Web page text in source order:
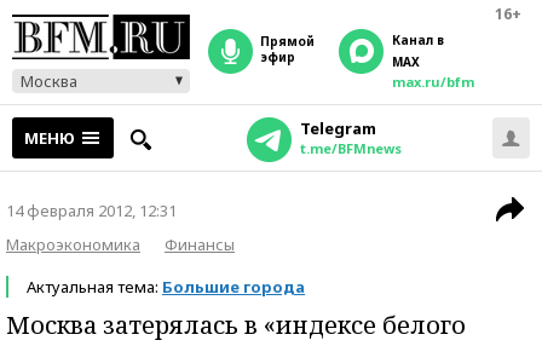
16+
Москва
прямой
эфир
Канал в
MAX
max.ru/bfm
МЕНЮ Telegram
t.me/BFMnews
14 февраля 2012, 12:31
Макроэкономика
Финансы
Актуальная тема: Большие города
Москва затерялась в «индексе белого